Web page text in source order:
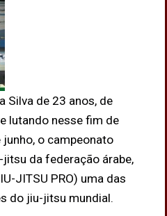
Silva de 23 anos, de
lutando nesse fim de
o campeonato
da federação árabe,
JITSU PRO) uma das
do jiu-jitsu mundial.